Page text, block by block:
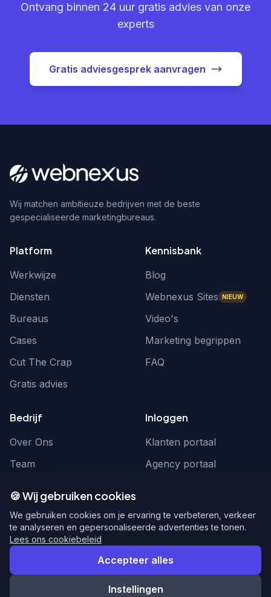
Ontvang binnen 24 uur gratis advies van onze
experts
Gratis adviesgesprek aanvragen
Wij matchen ambitieuze bedrijven met de beste
gespecialiseerde marketingbureaus.
Platform
Werkwijze
Diensten
Bureaus
Cases
Cut The Crap
Gratis advies
Kennisbank
Blog
Webnexus Sites NIEUW
Video's
Marketing begrippen
FAQ
Bedrijf
Over Ons
Team
Inloggen
Klanten portaal
Agency portaal
hello@webnexus.nl
085 004 1875
© 2026 WebNexus. Alle rechten voorbehouden.
🍪 Wij gebruiken cookies
We gebruiken cookies om je ervaring te verbeteren, verkeer
te analyseren en gepersonaliseerde advertenties te tonen.
Lees ons cookiebeleid
Accepteer alles
Instellingen